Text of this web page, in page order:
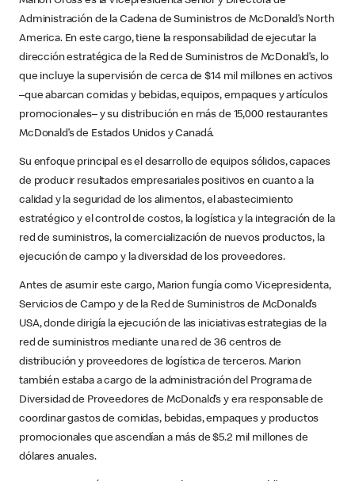
Administración de la Cadena de Suministros de McDonald’s North
America. En este cargo, tiene la responsabilidad de ejecutar la
dirección estratégica de la Red de Suministros de McDonald’s, lo
que incluye la supervisión de cerca de $14 mil millones en activos
–que abarcan comidas y bebidas, equipos, empaques y artículos
promocionales– y su distribución en más de 15,000 restaurantes
McDonald’s de Estados Unidos y Canadá.
Su enfoque principal es el desarrollo de equipos sólidos, capaces
de producir resultados empresariales positivos en cuanto a la
calidad y la seguridad de los alimentos, el abastecimiento
estratégico y el control de costos, la logística y la integración de la
red de suministros, la comercialización de nuevos productos, la
ejecución de campo y la diversidad de los proveedores.
Antes de asumir este cargo, Marion fungía como Vicepresidenta,
Servicios de Campo y de la Red de Suministros de McDonald’s
USA, donde dirigía la ejecución de las iniciativas estrategias de la
red de suministros mediante una red de 36 centros de
distribución y proveedores de logística de terceros. Marion
también estaba a cargo de la administración del Programa de
Diversidad de Proveedores de McDonald’s y era responsable de
coordinar gastos de comidas, bebidas, empaques y productos
promocionales que ascendían a más de $5.2 mil millones de
dólares anuales.